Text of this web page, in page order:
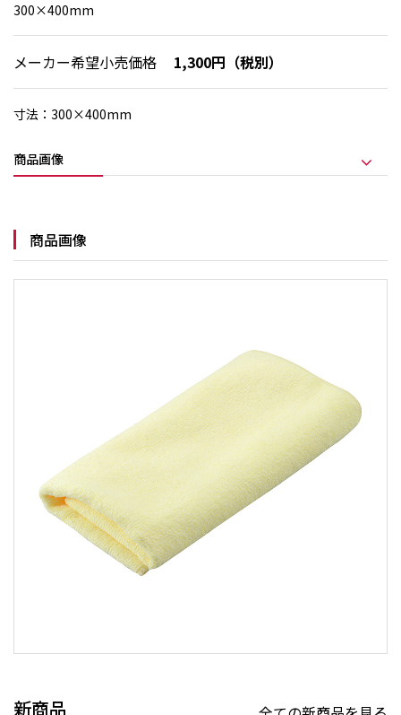
300×400mm
メーカー希望小売価格 1,300円（税別）
寸法：300×400mm
商品画像
商品画像
新商品